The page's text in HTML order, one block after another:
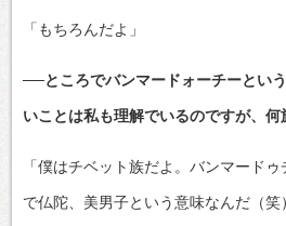
「もちろんだよ」
──ところでバンマードォーチーとい
いことは私も理解でいるのですが、何
「僕はチベット族だよ。バンマード
で仏陀、美男子という意味なんだ（笑